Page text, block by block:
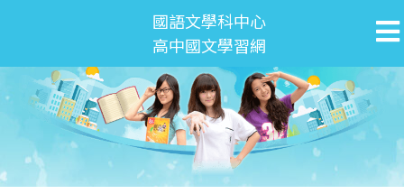
國語文學科中心
高中國文學習網